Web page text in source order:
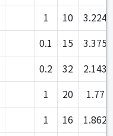
1 10 3.224
0.1 15 3.375
0.2 32 2.143
1 20 1.77
1 16 1.862